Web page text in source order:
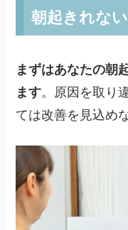
朝起きれな
まずはあなたの朝
ます。原因を取り
ては改善を見込め